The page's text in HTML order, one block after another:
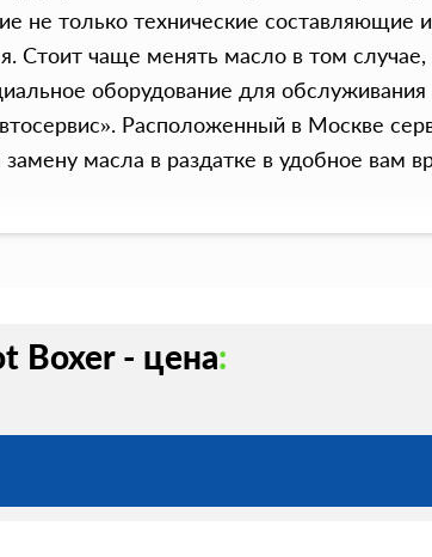
не только технические составляющие и
Стоит чаще менять масло в том
оборудование для
Расположенный в Москве
масла в раздатке в удобное вам
Boxer - цена: